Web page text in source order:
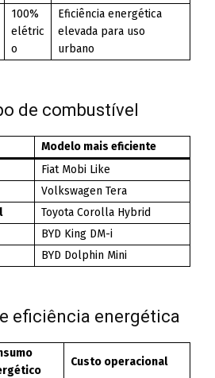
100%
elétric
o
Eficiência energética
elevada para uso
urbano
de combustível
Modelo mais eficiente
Fiat Mobi Like
Volkswagen Tera
Toyota Corolla Hybrid
BYD King DM-i
BYD Dolphin Mini
eficiência energética
Custo operacional